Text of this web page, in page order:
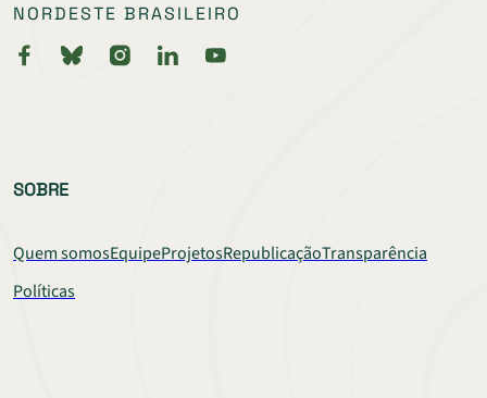
NORDESTE BRASILEIRO
SOBRE
Quem somosEquipeProjetosRepublicaçãoTransparência
Políticas